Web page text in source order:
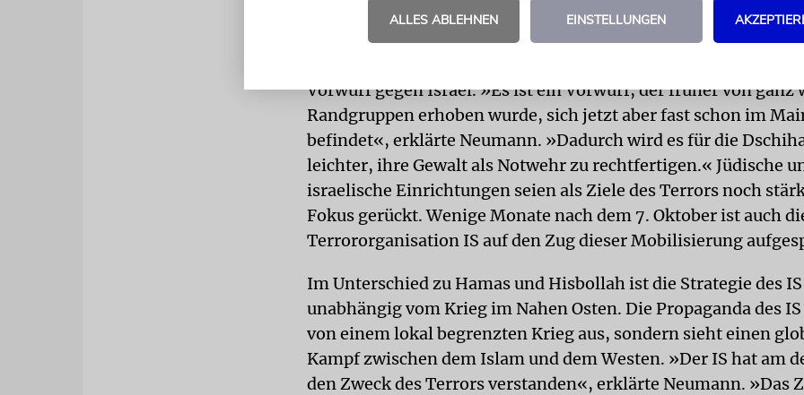
Der Kampf gegen Israel liefere den Terroristen ein starkes
zur massiven Mobilisierung, insbesondere auch im Internet
Vorwurf gegen Israel. »Es ist ein Vorwurf, der früher von ganz
Randgruppen erhoben wurde, sich jetzt aber fast schon im
befindet«, erklärte Neumann. »Dadurch wird es für die
leichter, ihre Gewalt als Notwehr zu rechtfertigen.« Jüdische
israelische Einrichtungen seien als Ziele des Terrors noch
Fokus gerückt. Wenige Monate nach dem 7. Oktober ist auch
Terrororganisation IS auf den Zug dieser Mobilisierung
Im Unterschied zu Hamas und Hisbollah ist die Strategie des IS
unabhängig vom Krieg im Nahen Osten. Die Propaganda des
von einem lokal begrenzten Krieg aus, sondern sieht einen
Kampf zwischen dem Islam und dem Westen. »Der IS hat am
den Zweck des Terrors verstanden«, erklärte Neumann. »Das
ALLES ABLEHNEN EINSTELLUNGEN